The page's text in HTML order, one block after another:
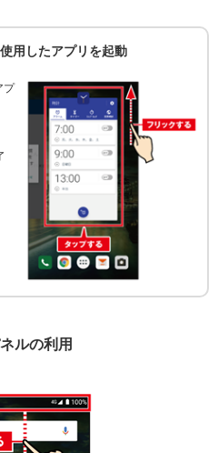
用したアプリを起動
プ
ルの利用